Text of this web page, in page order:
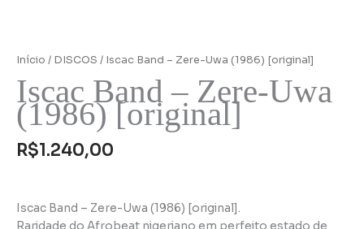
Início / DISCOS / Iscac Band – Zere-Uwa (1986) [original]
Iscac Band – Zere-Uwa
(1986) [original]
R$1.240,00
Iscac Band – Zere-Uwa (1986) [original].